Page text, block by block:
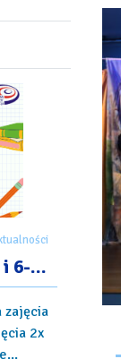
6-
zajęcia
2x